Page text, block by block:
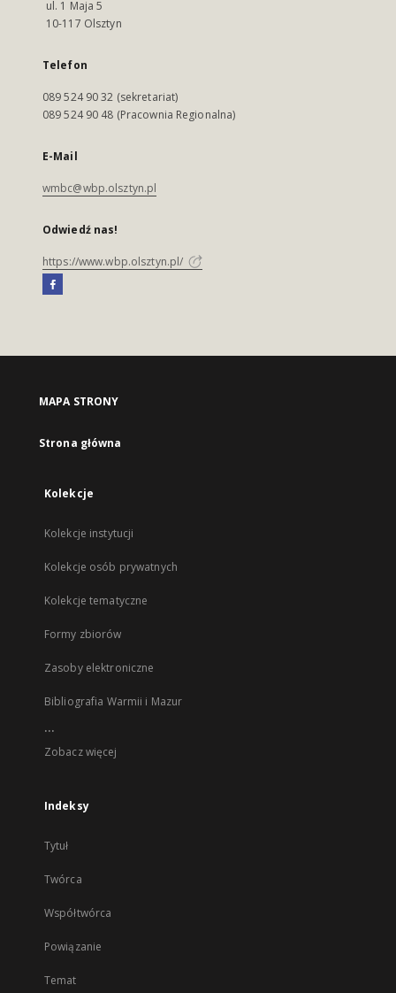
ul. 1 Maja 5
10-117 Olsztyn
Telefon
089 524 90 32 (sekretariat)
089 524 90 48 (Pracownia Regionalna)
E-Mail
wmbc@wbp.olsztyn.pl
Odwiedź nas!
https://www.wbp.olsztyn.pl/
MAPA STRONY
Strona główna
Kolekcje
Kolekcje instytucji
Kolekcje osób prywatnych
Kolekcje tematyczne
Formy zbiorów
Zasoby elektroniczne
Bibliografia Warmii i Mazur
...
Zobacz więcej
Indeksy
Tytuł
Twórca
Współtwórca
Powiązanie
Temat